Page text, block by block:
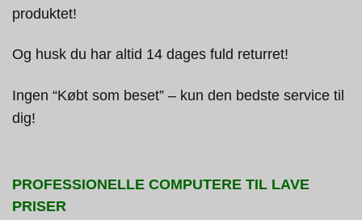
produktet!
Og husk du har altid 14 dages fuld returret!
Ingen “Købt som beset” – kun den bedste service til
dig!
PROFESSIONELLE COMPUTERE TIL LAVE
PRISER